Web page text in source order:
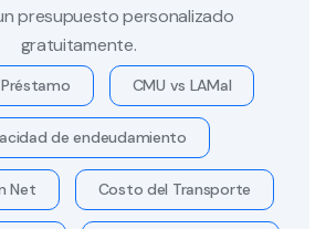
presupuesto personalizado
gratuitamente.
CMU vs LAMal
de endeudamiento
Net Costo del Transporte